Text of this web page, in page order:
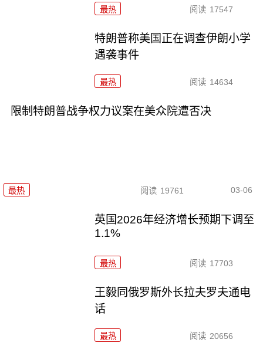
最热 阅读 17547
特朗普称美国正在调查伊朗小学
遇袭事件
最热 阅读 14634
限制特朗普战争权力议案在美众院遭否决
最热 阅读 19761 03-06
英国2026年经济增长预期下调至
1.1%
最热 阅读 17703
王毅同俄罗斯外长拉夫罗夫通电
话
最热 阅读 20656